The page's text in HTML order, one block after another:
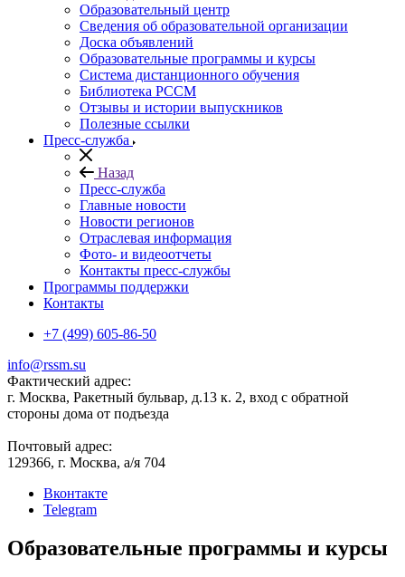
Образовательный центр
Сведения об образовательной организации
Доска объявлений
Образовательные программы и курсы
Система дистанционного обучения
Библиотека РССМ
Отзывы и истории выпускников
Полезные ссылки
Пресс-служба
Назад
Пресс-служба
Главные новости
Новости регионов
Отраслевая информация
Фото- и видеоотчеты
Контакты пресс-службы
Программы поддержки
Контакты
+7 (499) 605-86-50
info@rssm.su
Фактический адрес:
г. Москва, Ракетный бульвар, д.13 к. 2, вход с обратной
стороны дома от подъезда
Почтовый адрес:
129366, г. Москва, а/я 704
Вконтакте
Telegram
Образовательные программы и курсы